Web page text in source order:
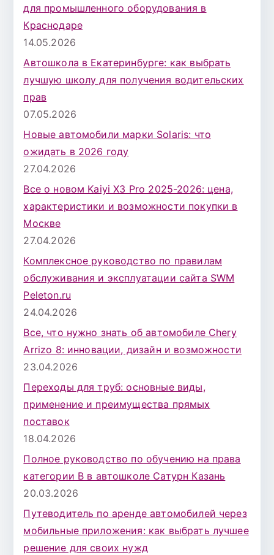
для промышленного оборудования в
Краснодаре
14.05.2026
Автошкола в Екатеринбурге: как выбрать
лучшую школу для получения водительских
прав
07.05.2026
Новые автомобили марки Solaris: что
ожидать в 2026 году
27.04.2026
Все о новом Kaiyi X3 Pro 2025-2026: цена,
характеристики и возможности покупки в
Москве
27.04.2026
Комплексное руководство по правилам
обслуживания и эксплуатации сайта SWM
Peleton.ru
24.04.2026
Все, что нужно знать об автомобиле Chery
Arrizo 8: инновации, дизайн и возможности
23.04.2026
Переходы для труб: основные виды,
применение и преимущества прямых
поставок
18.04.2026
Полное руководство по обучению на права
категории B в автошколе Сатурн Казань
20.03.2026
Путеводитель по аренде автомобилей через
мобильные приложения: как выбрать лучшее
решение для своих нужд